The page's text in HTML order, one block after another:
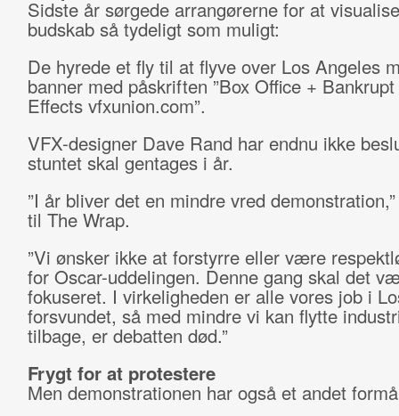
Sidste år sørgede arrangørerne for at
budskab så tydeligt som muligt:
De hyrede et fly til at flyve over Los Angeles
banner med påskriften ”Box Office +
Effects vfxunion.com”.
VFX-designer Dave Rand har endnu ikke
stuntet skal gentages i år.
”I år bliver det en mindre vred
til The Wrap.
”Vi ønsker ikke at forstyrre eller være
for Oscar-uddelingen. Denne gang skal det
fokuseret. I virkeligheden er alle vores job i
forsvundet, så med mindre vi kan flytte
tilbage, er debatten død.”
Frygt for at protestere
Men demonstrationen har også et andet